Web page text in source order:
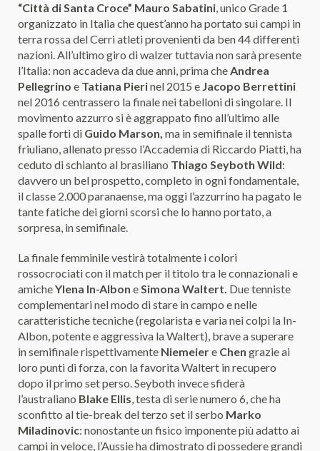
“Città di Santa Croce” Mauro Sabatini, unico Grade 1
organizzato in Italia che quest’anno ha portato sui campi in
terra rossa del Cerri atleti provenienti da ben 44 differenti
nazioni. All’ultimo giro di walzer tuttavia non sarà presente
l’Italia: non accadeva da due anni, prima cheAndrea
Pellegrino e Tatiana Pierinel 2015 e Jacopo Berrettini
nel 2016 centrassero la finale nei tabelloni di singolare. Il
movimento azzurro si è aggrappato fino all’ultimo alle
spalle forti di Guido Marson, ma in semifinale il tennista
friuliano, allenato presso l’Accademia di Riccardo Piatti, ha
ceduto di schianto al brasiliano Thiago Seyboth Wild:
davvero un bel prospetto, completo in ogni fondamentale,
il classe 2.000 paranaense, ma oggi l’azzurrino ha pagato le
tante fatiche dei giorni scorsi che lo hanno portato, a
sorpresa, in semifinale.
La finale femminile vestirà totalmente i colori
rossocrociati con il match per il titolo tra le connazionali e
amicheYlena In-Albon eSimona Waltert. Due tenniste
complementari nel modo di stare in campo e nelle
caratteristiche tecniche (regolarista e varia nei colpi la In-
Albon, potente e aggressiva la Waltert), brave a superare
in semifinale rispettivamente Niemeiere Chen grazie ai
loro punti di forza, con la favorita Waltert in recupero
dopo il primo set perso. Seyboth invece sfiderà
l’australiano Blake Ellis, testa di serie numero 6, che ha
sconfitto al tie-break del terzo set il serbo Marko
Miladinovic: nonostante un fisico imponente più adatto ai
campi in veloce, l’Aussie ha dimostrato di possedere grandi